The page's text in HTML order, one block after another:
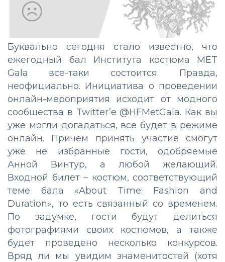
Буквально сегодня стало известно, что
ежегодный бал Института костюма MET
Gala все-таки состоится. Правда,
неофициально. Инициатива о проведении
онлайн-мероприятия исходит от модного
сообщества в Twitter’e @HFMetGala. Как вы
уже могли догадаться, все будет в режиме
онлайн. Причем принять участие смогут
уже не избранные гости, одобряемые
Анной Винтур, а любой желающий.
Входной билет – костюм, соответствующий
теме бала «About Time: Fashion and
Duration», то есть связанный со временем.
По задумке, гости будут делиться
фотографиями своих костюмов, а также
будет проведено несколько конкурсов.
Вряд ли мы увидим знаменитостей (хотя